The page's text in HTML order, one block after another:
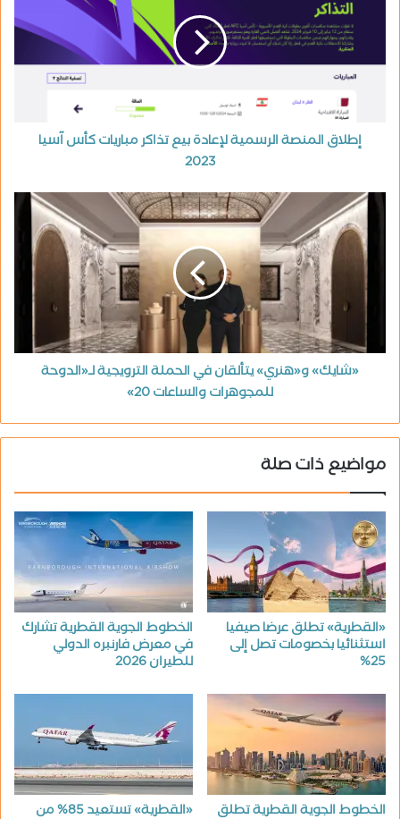
إطلاق المنصة الرسمية لإعادة بيع تذاكر مباريات كأس آسيا
2023
«شايك» و«هنري» يتألقان في الحملة الترويجية لـ«الدوحة
للمجوهرات والساعات 20»
مواضيع ذات صلة
«القطرية» تطلق عرضا صيفيا
استثنائيا بخصومات تصل إلى
25%
الخطوط الجوية القطرية تشارك
في معرض فارنبره الدولي
للطيران 2026
الخطوط الجوية القطرية تطلق «القطرية» تستعيد 85% من